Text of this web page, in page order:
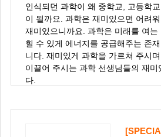
인식되던 과학이 왜 중학교, 고등학
이 될까요. 과학은 재미있으면 어려
재미있으니까요. 과학은 미래를 여
힐 수 있게 에너지를 공급해주는 존
니다. 재미있게 과학을 가르쳐 주시
이끌어 주시는 과학 선생님들의 재미
다.